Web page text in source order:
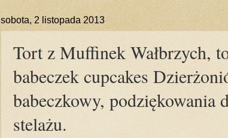
sobota, 2 listopada 2013
Tort z Muffinek Wałbrzych,
babeczek cupcakes
babeczkowy,
stelażu.